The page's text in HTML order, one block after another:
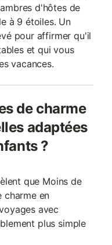
d'hôtes de
à 9 étoiles. Un
pour affirmer qu'il
et qui vous
vacances.
de charme
adaptées
?
que Moins de
charme en
avec
plus simple